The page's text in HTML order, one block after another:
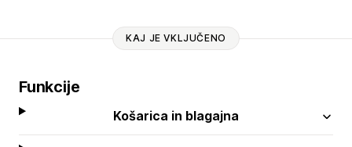
KAJ JE VKLJUČENO
Funkcije
Košarica in blagajna